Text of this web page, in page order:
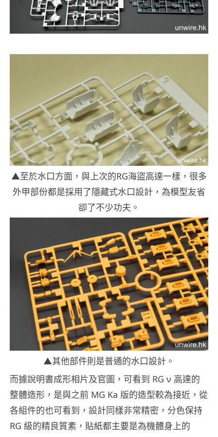
▲至於水口方面，與上次的RG海盜高達一樣，很多
外甲部份都是採用了隱藏式水口設計，為模型友省
卻了不少功夫。
▲其他部件則是普通的水口設計。
而據說明書成形相片及官圖，可看到 RG ν 高達的
整體造形，是與之前 MG Ka 版的造型較為接近，從
各組件的也可看到，設計同樣非常精密，分色保持
RG 級的精良質素，貼紙都主要是為機體身上的